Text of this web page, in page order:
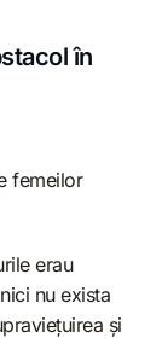
în
femeilor
erau
nu exista
și